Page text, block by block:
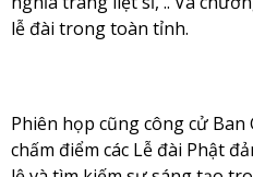
lễ đài trong toàn tỉnh.
Phiên họp cũng công cử Ban
chấm điểm các Lễ đài Phật